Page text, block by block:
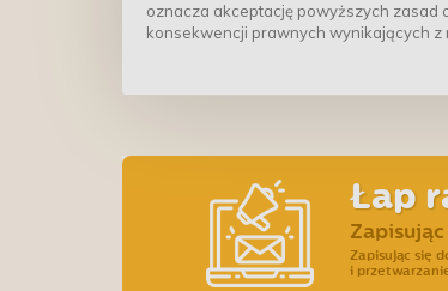
oznacza akceptację powyższych zasad
konsekwencji prawnych wynikających
Łap
Zapisując się
i